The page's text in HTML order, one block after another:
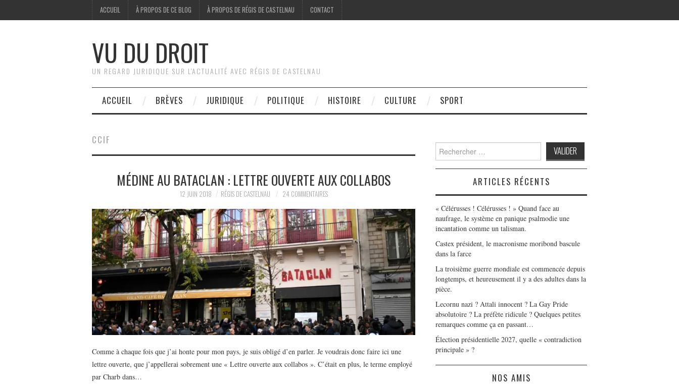
ACCUEIL À PROPOS DE CE BLOG À PROPOS DE RÉGIS DE CASTELNAU CONTACT
VU DU DROIT
UN REGARD JURIDIQUE SUR L'ACTUALITÉ AVEC RÉGIS DE CASTELNAU
ACCUEIL BRÈVES JURIDIQUE POLITIQUE HISTOIRE CULTURE SPORT
CCIF
MÉDINE AU BATACLAN : LETTRE OUVERTE AUX COLLABOS
12 JUIN 2018 RÉGIS DE CASTELNAU 24 COMMENTAIRES
Comme à chaque fois que j’ai honte pour mon pays, je suis obligé d’en parler. Je voudrais donc faire ici une
lettre ouverte, que j’appellerai sobrement une « Lettre ouverte aux collabos ». C’était en plus, le terme employé
par Charb dans…
Search
for:
ARTICLES RÉCENTS
« Célérusses ! Célérusses ! » Quand face au
naufrage, le système en panique psalmodie une
incantation comme un talisman.
Castex président, le macronisme moribond bascule
dans la farce
La troisième guerre mondiale est commencée depuis
longtemps, et heureusement il y a des adultes dans la
pièce.
Lecornu nazi ? Attali innocent ? La Gay Pride
absolutoire ? La préfète ridicule ? Quelques petites
remarques comme ça en passant…
Élection présidentielle 2027, quelle « contradiction
principale » ?
NOS AMIS